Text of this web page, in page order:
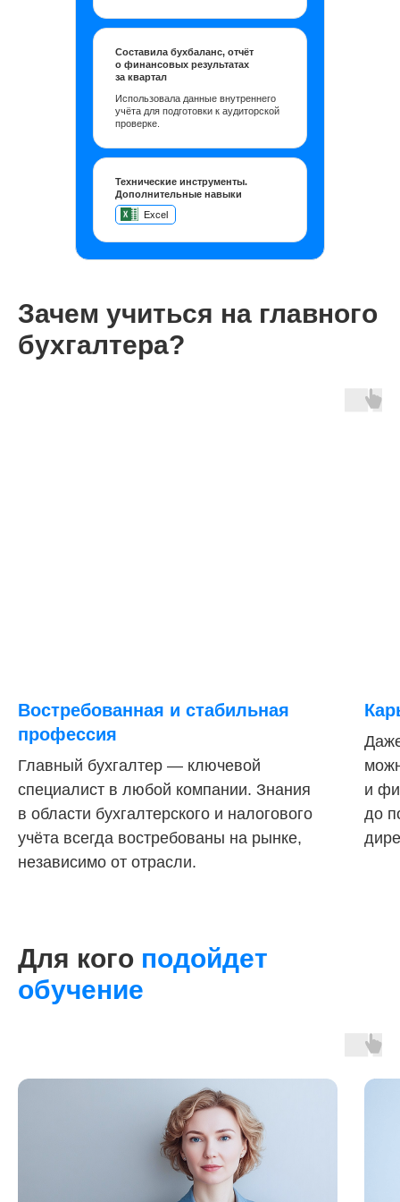
Технические инструменты.
Дополнительные навыки
Составила бухбаланс, отчёт
о финансовых результатах
за квартал
Excel
Использовала данные внутреннего
учёта для подготовки к аудиторской
проверке.
Зачем учиться на главного
бухгалтера?
Востребованная и стабильная
профессия
Главный бухгалтер — ключевой
специалист в любой компании. Знания
в области бухгалтерского и налогового
учёта всегда востребованы на рынке,
независимо от отрасли.
и
до
Для кого подойдет
обучение